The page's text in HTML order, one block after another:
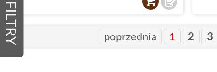
FILTRY poprzednia 1 2 3